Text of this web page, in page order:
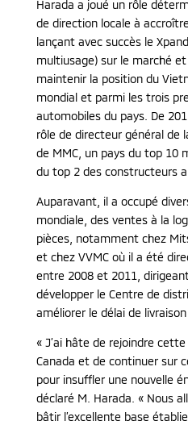
Harada a joué un rôle
de direction locale à
lançant avec succès le
multiusage) sur le marché
maintenir la position du
mondial et parmi les trois
automobiles du pays. De
rôle de directeur général de
de MMC, un pays du top 10
du top 2 des constructeurs
Auparavant, il a occupé
mondiale, des ventes à la
pièces, notamment chez
et chez VVMC où il a été
entre 2008 et 2011,
développer le Centre de
améliorer le délai de
« J’ai hâte de rejoindre
Canada et de continuer sur
pour insuffler une nouvelle
déclaré M. Harada. « Nous
bâtir l’excellente base